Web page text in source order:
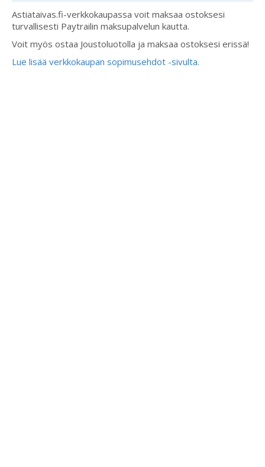
Astiataivas.fi-verkkokaupassa voit maksaa ostoksesi
turvallisesti Paytrailin maksupalvelun kautta.
Voit myös ostaa Joustoluotolla ja maksaa ostoksesi erissä!
Lue lisää verkkokaupan sopimusehdot -sivulta.